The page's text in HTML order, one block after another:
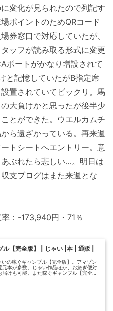
変化が見られたので列記す
ポイントのためQRコード
券窓口で対応していたが、
ッフが読み取る形式に変更
ポートがかなり増設されて
と記憶していたがB指定席
置されていてビックリ。馬
大負けかと思ったが後半少
とができた。ウエルカムチ
ら遠ざかっている。再来週
トシートへエントリー。意
ぶれたら悲しい…。明日は
支ブログはまた来週とな
：-173,940円・71％
ル【完全版】 | じゃい |本 | 通販 |
の稼ぐギャンブル【完全版】。アマゾン
元本が多数。じゃい作品ほか、お急ぎ便対
届けも可能。また稼ぐギャンブル【完全